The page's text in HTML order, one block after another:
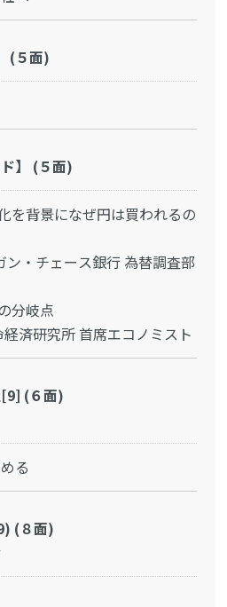
(５面)
】 (５面)
を背景になぜ円は買われるの
・チェース銀行 為替調査部
分岐点
済研究所 首席エコノミスト
(６面)
る
(８面)